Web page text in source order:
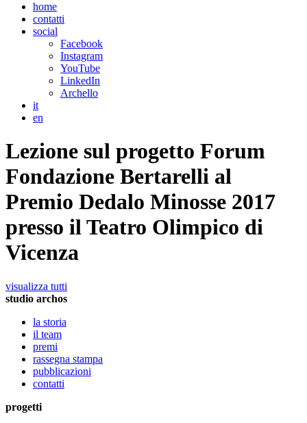
home
contatti
social
Facebook
Instagram
YouTube
LinkedIn
Archello
it
en
Lezione sul progetto Forum
Fondazione Bertarelli al
Premio Dedalo Minosse 2017
presso il Teatro Olimpico di
Vicenza
visualizza tutti
studio archos
la storia
il team
premi
rassegna stampa
pubblicazioni
contatti
progetti